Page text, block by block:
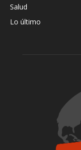
Salud
Lo último